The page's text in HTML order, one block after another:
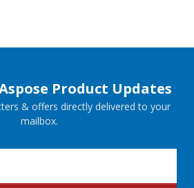
Product Updates
& offers directly delivered to your
mailbox.